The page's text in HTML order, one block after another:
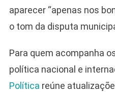
aparecer “apenas nos
o tom da disputa
Para quem acompanha
política nacional e
Política reúne